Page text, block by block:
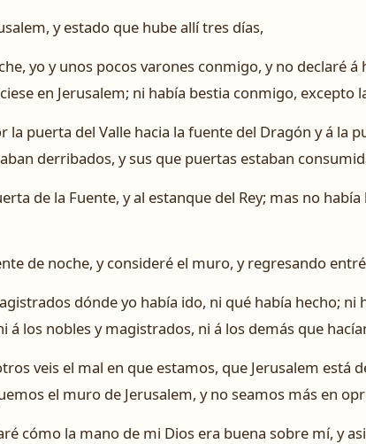
y estado que hube allí tres días,
yo y unos pocos varones conmigo, y no declaré
en Jerusalem; ni había bestia conmigo, excepto
la puerta del Valle hacia la fuente del Dragón y á la
derribados, y sus que puertas estaban
de la Fuente, y al estanque del Rey; mas no
de noche, y consideré el muro, y regresando
dónde yo había ido, ni qué había hecho; ni
á los nobles y magistrados, ni á los demás que
veis el mal en que estamos, que Jerusalem está
el muro de Jerusalem, y no seamos más en
cómo la mano de mi Dios era buena sobre mí, y